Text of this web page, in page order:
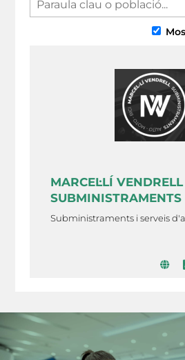
MARCEL·LÍ VENDRELL
SUBMINISTRAMENTS
Subministraments i serveis